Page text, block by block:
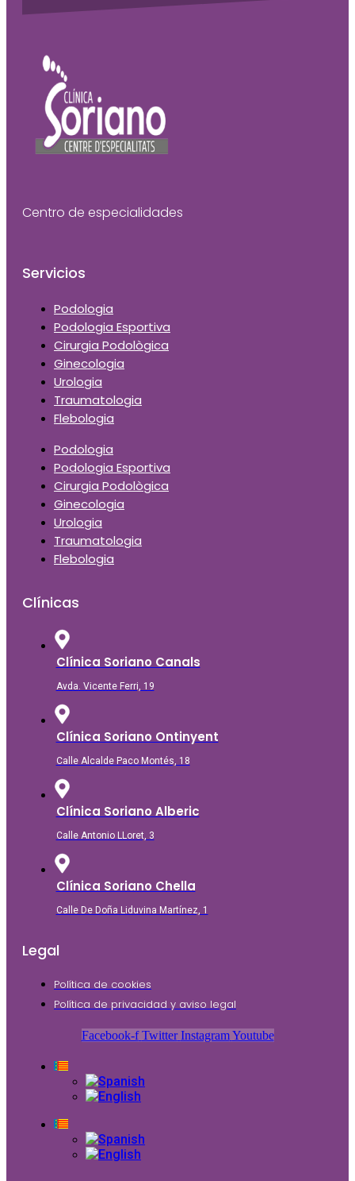
Centro de especialidades
Servicios
Podologia
Podologia Esportiva
Cirurgia Podològica
Ginecologia
Urologia
Traumatologia
Flebologia
Podologia
Podologia Esportiva
Cirurgia Podològica
Ginecologia
Urologia
Traumatologia
Flebologia
Clínicas
Clínica Soriano Canals
Avda. Vicente Ferri, 19
Clínica Soriano Ontinyent
Calle Alcalde Paco Montés, 18
Clínica Soriano Alberic
Calle Antonio LLoret, 3
Clínica Soriano Chella
Calle De Doña Liduvina Martínez, 1
Legal
Política de cookies
Política de privacidad y aviso legal
Facebook-f Twitter Instagram Youtube